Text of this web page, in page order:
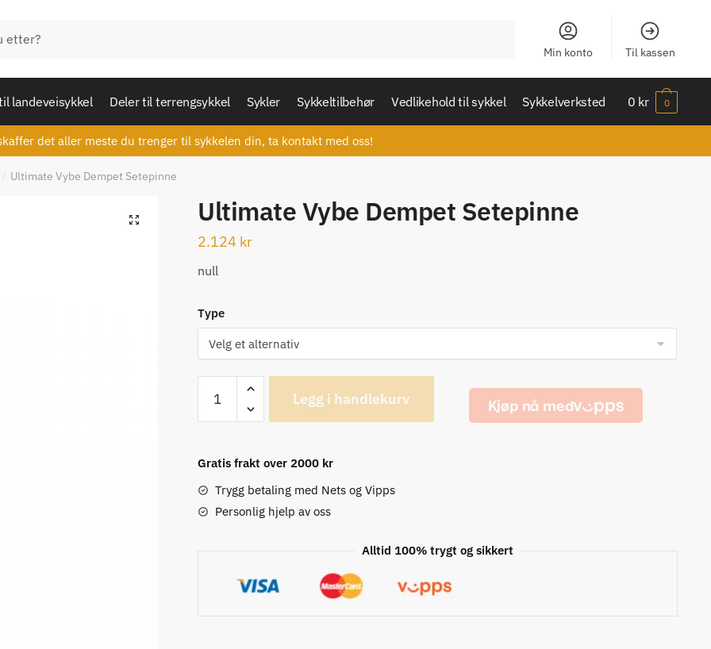
Min konto Til kassen
landeveisykkel Deler til terrengsykkel Sykler Sykkeltilbehør Vedlikehold til sykkel Sykkelverksted 0 kr 0
det aller meste du trenger til sykkelen din, ta kontakt med oss!
/ Ultimate Vybe Dempet Setepinne
🔍 Ultimate Vybe Dempet Setepinne
2.124 kr
null
Type
Vybe
Dempet
antall
Legg i handlekurv
Gratis frakt over 2000 kr
Trygg betaling med Nets og Vipps
Personlig hjelp av oss
Alltid 100% trygt og sikkert